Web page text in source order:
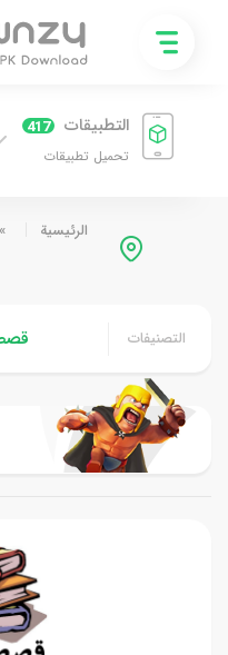
التطبيقات 417
تحميل تطبيقات
الرئيسية »
التصنيفات